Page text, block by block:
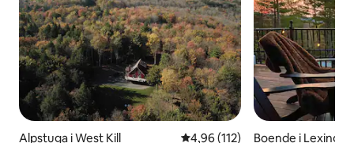
Alpstuga i West Kill 4,96 av 5 i genomsnittligt
4,96 (112)
Boende i